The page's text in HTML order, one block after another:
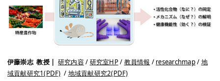
伊藤崇志 教授 | 研究内容/ 研究室HP/ 教員情報 / researchmap/ 地
域貢献研究1(PDF) / 地域貢献研究2(PDF)